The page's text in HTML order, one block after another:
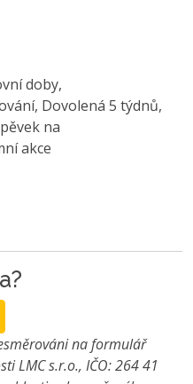
doby,
Dovolená 5 týdnů,
na
akce
na formulář
LMC s.r.o., IČO: 264 41